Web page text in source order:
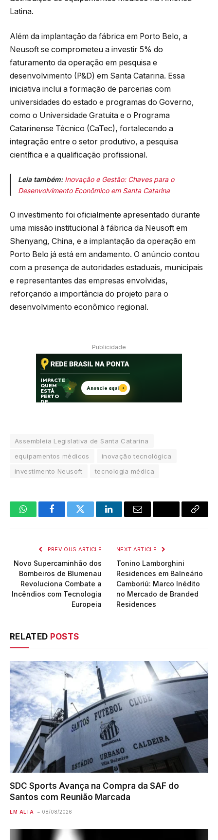
Latina.
Além da implantação da fábrica em Porto Belo, a
Neusoft se comprometeu a investir 5% do
faturamento da operação em pesquisa e
desenvolvimento (P&D) em Santa Catarina. Essa
iniciativa inclui a formação de parcerias com
universidades do estado e programas do Governo,
como o Universidade Gratuita e o Programa
Catarinense Técnico (CaTec), fortalecendo a
integração entre o setor produtivo, a pesquisa
científica e a qualificação profissional.
Leia também: Inovação e Gestão: Chaves para o
Desenvolvimento Econômico em Santa Catarina
O investimento foi oficialmente apresentado durante
uma missão institucional à fábrica da Neusoft em
Shenyang, China, e a implantação da operação em
Porto Belo já está em andamento. O anúncio contou
com a presença de autoridades estaduais, municipais
e representantes das empresas envolvidas,
reforçando a importância do projeto para o
desenvolvimento econômico regional.
Publicidade
Assembleia Legislativa de Santa Catarina
equipamentos médicos
inovação tecnológica
investimento Neusoft
tecnologia médica
WhatsAppFacebookTwitter LinkedInEmail
Copy
PREVIOUS ARTICLE
Novo Supercaminhão dos
Bombeiros de Blumenau
Revoluciona Combate a
Incêndios com Tecnologia
Europeia
NEXT ARTICLE
Tonino Lamborghini
Residences em Balneário
Camboriú: Marco Inédito
no Mercado de Branded
Residences
RELATED POSTS
SDC Sports Avança na Compra da SAF do
Santos com Reunião Marcada
EM ALTA 08/08/2026